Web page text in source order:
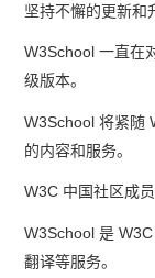
坚持不懈的更新和
W3School 一直在
级版本。
W3School 将紧随
的内容和服务。
W3C 中国社区成员
W3School 是
翻译等服务。